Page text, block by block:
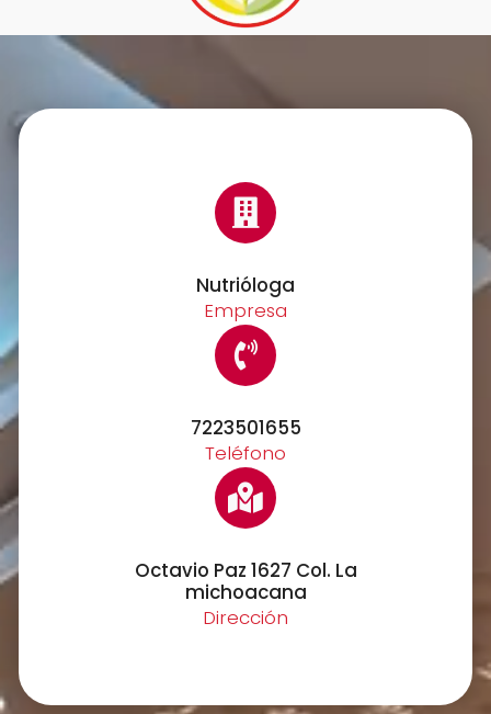
Nutrióloga
Empresa
7223501655
Teléfono
Octavio Paz 1627 Col. La
michoacana
Dirección